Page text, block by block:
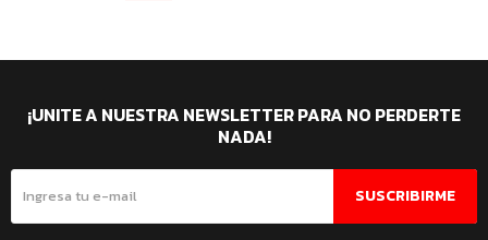
¡UNITE A NUESTRA NEWSLETTER PARA NO PERDERTE
NADA!
SUSCRIBIRME